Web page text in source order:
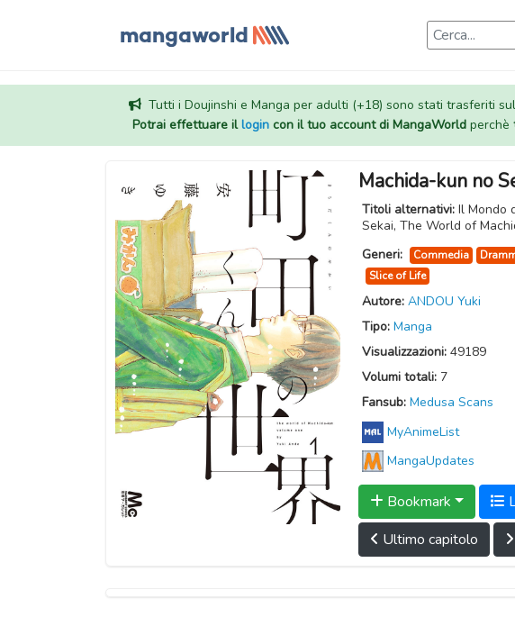
Tutti i Doujinshi e Manga per adulti (+18) sono stati trasferiti
Potrai effettuare illogincon il tuo account di MangaWorldperchè
Machida-kun no
Titoli alternativi: Il Mondo
Generi:
Commedia
Slice of Life
Autore: ANDOU Yuki
Tipo: Manga
Visualizzazioni: 49189
Volumi totali: 7
Fansub: Medusa Scans
MyAnimeList
MangaUpdates
Bookmark
Ultimo capitolo